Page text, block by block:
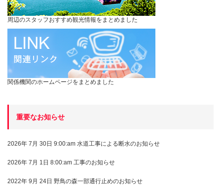
周辺のスタッフおすすめ観光情報をまとめました
関係機関のホームページをまとめました
重要なお知らせ
2026年 7月 30日 9:00:am 水道工事による断水のお知らせ
2026年 7月 1日 8:00:am 工事のお知らせ
2022年 9月 24日 野鳥の森一部通行止めのお知らせ